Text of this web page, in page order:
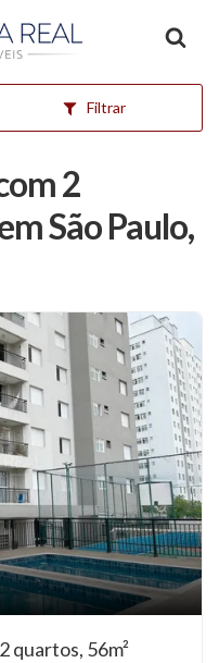
Filtrar
2
São Paulo,
quartos, 56m²